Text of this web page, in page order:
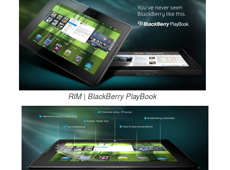
RIM | BlackBerry PlayBook